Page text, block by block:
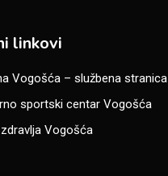
linkovi
Vogošća – službena stranica
sportski centar Vogošća
Vogošća